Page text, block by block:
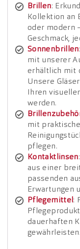
Brillen:
Kollektion an
oder modern
Geschmack,
Sonnenbrillen
mit unserer
erhältlich mit
Unsere
Ihren
werden.
mit
pflegen.
Kontaktlinsen
aus einer
passenden
Erwartungen
Pflegemittel:
dauerhaften
gewährleisten.